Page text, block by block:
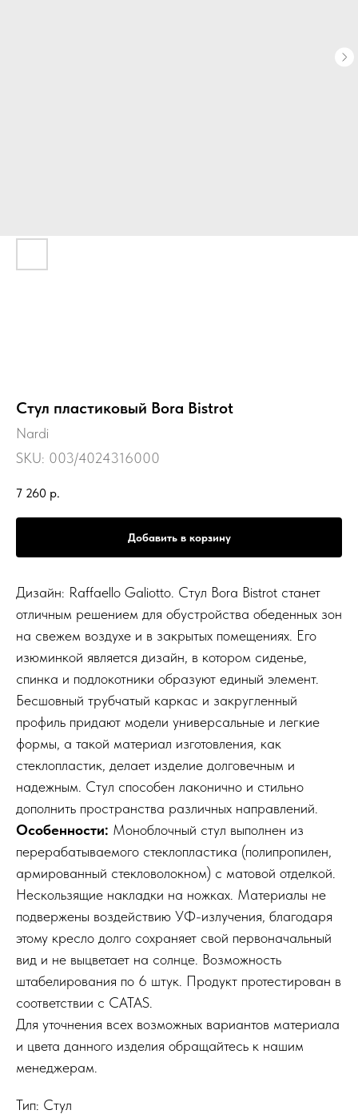
Стул пластиковый Bora Bistrot
Nardi
SKU: 003/4024316000
7 260 р.
Добавить в корзину
Дизайн: Raffaello Galiotto. Стул Bora Bistrot станет
отличным решением для обустройства обеденных зон
на свежем воздухе и в закрытых помещениях. Его
изюминкой является дизайн, в котором сиденье,
спинка и подлокотники образуют единый элемент.
Бесшовный трубчатый каркас и закругленный
профиль придают модели универсальные и легкие
формы​, а такой материал изготовления, как
стеклопластик, делает изделие долговечным и
надежным. Стул способен лаконично и стильно
дополнить пространства различных направлений.
Особенности: Моноблочный стул выполнен из
перерабатываемого стеклопластика (полипропилен,
армированный стекловолокном) с матовой отделкой.
Нескользящие накладки на ножках. Материалы не
подвержены воздействию УФ-излучения, благодаря
этому кресло долго сохраняет свой первоначальный
вид и не выцветает на солнце. Возможность
штабелирования по 6 штук. Продукт протестирован в
соответствии с CATAS.
Для уточнения всех возможных вариантов материала
и цвета данного изделия обращайтесь к нашим
менеджерам.
Тип: Стул